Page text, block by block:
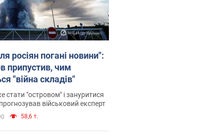
росіян погані новини":
припустив, чим
"війна складів"
стати "островом" і зануритися
військовий експерт
58,6 т.